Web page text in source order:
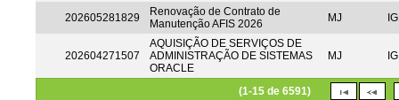
202605281829
Renovação de Contrato de
Manutenção AFIS 2026
MJ
202604271507
AQUISIÇÃO DE SERVIÇOS DE
ADMINISTRAÇÃO DE SISTEMAS
ORACLE
MJ
(1-15 de 6591)